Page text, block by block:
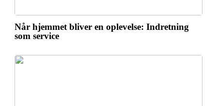
Når hjemmet bliver en oplevelse: Indretning
som service